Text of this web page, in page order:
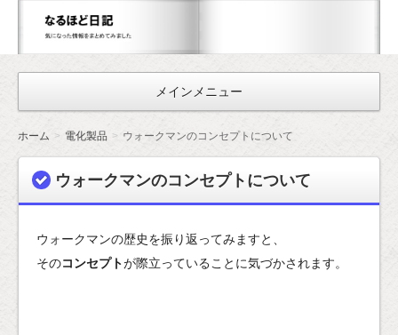
な
る
ほ
日
記
メインメニュー
ホーム 電化製品 ウォークマンのコンセプトについて
ウォークマンのコンセプトについて
ウォークマンの歴史を振り返ってみますと、
そのコンセプトが際立っていることに気づかされます。